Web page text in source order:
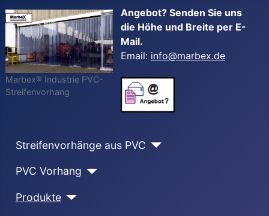
Marbex® Industrie PVC-
Streifenvorhang
Angebot? Senden Sie uns
die Höhe und Breite per E-
Mail.
Email: info@marbex.de
Streifenvorhänge aus PVC
PVC Vorhang
Produkte